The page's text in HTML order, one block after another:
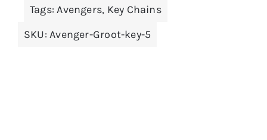
may
be
Tags:Avengers, Key Chains
SKU:Avenger-Groot-key-5